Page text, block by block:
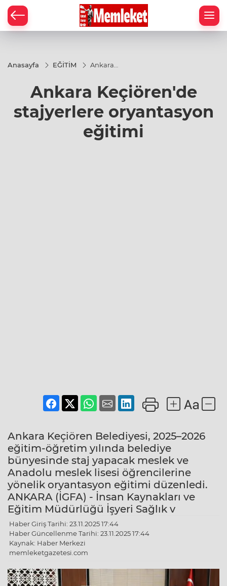
Anasayfa EĞİTİM
Ankara
oryantasyon
eğitimi
Ankara Keçiören'de
stajyerlere oryantasyon
eğitimi
Ankara Keçiören Belediyesi, 2025–2026
eğitim-öğretim yılında belediye
bünyesinde staj yapacak meslek ve
Anadolu meslek lisesi öğrencilerine
yönelik oryantasyon eğitimi düzenledi.
ANKARA (İGFA) - İnsan Kaynakları ve
Eğitim Müdürlüğü İşyeri Sağlık v
Haber Giriş Tarihi: 23.11.2025 17:44
Haber Güncellenme Tarihi: 23.11.2025 17:44
Kaynak: Haber Merkezi
memleketgazetesi.com